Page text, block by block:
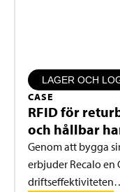
LAGER OCH
CASE
RFID för
och hållbar
Genom att bygga
erbjuder Recalo en